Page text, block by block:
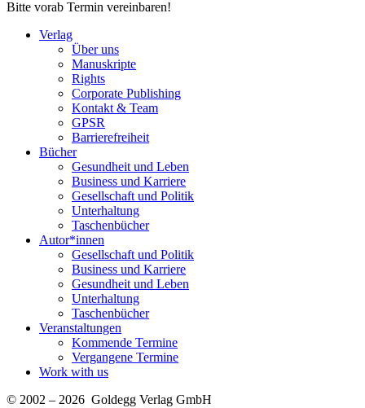
Bitte vorab Termin vereinbaren!
Verlag
Über uns
Manuskripte
Rights
Corporate Publishing
Kontakt & Team
GPSR
Barrierefreiheit
Bücher
Gesundheit und Leben
Business und Karriere
Gesellschaft und Politik
Unterhaltung
Taschenbücher
Autor*innen
Gesellschaft und Politik
Business und Karriere
Gesundheit und Leben
Unterhaltung
Taschenbücher
Veranstaltungen
Kommende Termine
Vergangene Termine
Work with us
© 2002 – 2026 Goldegg Verlag GmbH